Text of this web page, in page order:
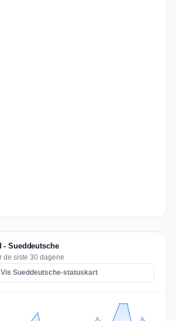
- Sueddeutsche
de siste 30 dagene
Vis Sueddeutsche-statuskart